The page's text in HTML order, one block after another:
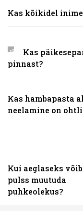
Kas hambapasta
neelamine on
Kui aeglaseks võib
pulss muutuda
puhkeolekus?
Kas kõikidel
Kas
pinnast?